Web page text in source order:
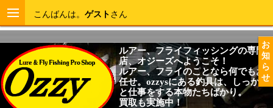
お
知
ら
せ
こんばんは。 ゲスト さん
ルアー、フライフィッシングの専門
店、オジーズへようこそ！
ルアー、フライのことなら何でもお
任せ。ozzysにある釣具は、しっかり
と仕事をする本物たちばかり。
買取も実施中！